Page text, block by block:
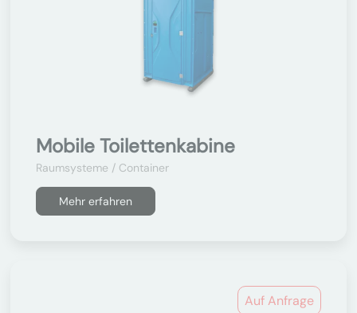
Mobile Toilettenkabine
Raumsysteme / Container
Mehr erfahren
Auf Anfrage